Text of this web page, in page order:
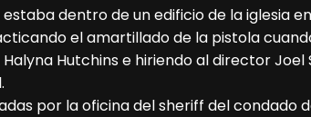
estaba dentro de un edificio de la iglesia
el amartillado de la pistola
Hutchins e hiriendo al director Joel
por la oficina del sheriff del condado